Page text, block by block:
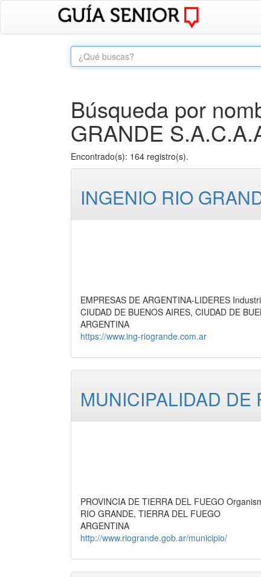
Búsqueda por
GRANDE
Encontrado(s): 164 registro(s).
INGENIO RIO
EMPRESAS DE ARGENTINA-LIDERES
CIUDAD DE BUENOS AIRES, CIUDAD DE
ARGENTINA
https://www.ing-riogrande.com.ar
MUNICIPALIDAD DE
PROVINCIA DE TIERRA DEL FUEGO
RIO GRANDE, TIERRA DEL FUEGO
ARGENTINA
http://www.riogrande.gob.ar/municipio/